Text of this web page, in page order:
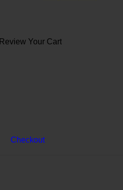
Review Your Cart
Checkout